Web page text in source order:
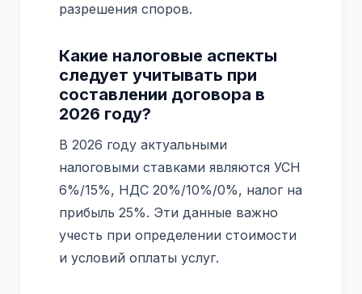
разрешения споров.
Какие налоговые аспекты
следует учитывать при
составлении договора в
2026 году?
В 2026 году актуальными
налоговыми ставками являются УСН
6%/15%, НДС 20%/10%/0%, налог на
прибыль 25%. Эти данные важно
учесть при определении стоимости
и условий оплаты услуг.